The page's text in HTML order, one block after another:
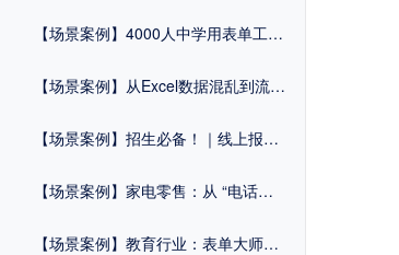
【场景案例】4000人中学用表单工具破解3大招生难题，零代码提效翻倍！
【场景案例】从Excel数据混乱到流程自动化：这家制造企业如何用表单工具实现管理破局？
【场景案例】招生必备！｜线上报名系统一键破解信息收集难题
【场景案例】家电零售：从 “电话依赖” 到 “扫码全流程管理”
【场景案例】教育行业：表单大师赋能报名管理与毕业流程优化方案